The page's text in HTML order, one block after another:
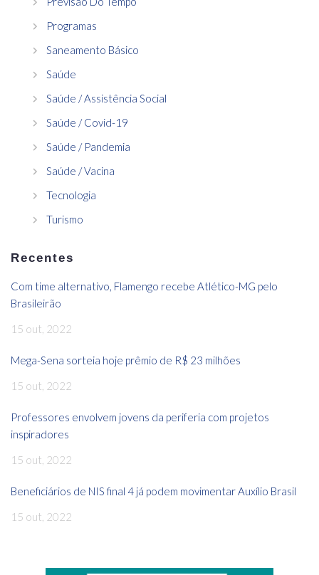
Programas
Saneamento Básico
Saúde
Saúde / Assistência Social
Saúde / Covid-19
Saúde / Pandemia
Saúde / Vacina
Tecnologia
Turismo
Recentes
Com time alternativo, Flamengo recebe Atlético-MG pelo
Brasileirão
15 out, 2022
Mega-Sena sorteia hoje prêmio de R$ 23 milhões
15 out, 2022
Professores envolvem jovens da periferia com projetos
inspiradores
15 out, 2022
Beneficiários de NIS final 4 já podem movimentar Auxílio Brasil
15 out, 2022